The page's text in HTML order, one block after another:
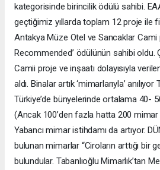
kategorisinde birincilik ödülü sahibi.
geçtiğimiz yıllarda toplam 12 proje ile
Antakya Müze Otel ve Sancaklar Cami
Recommended’ ödülünün sahibi oldu.
Camii proje ve inşaatı dolayısıyla
aldı. Binalar artık ‘mimarlarıyla’
Türkiye’de bünyelerinde ortalama 40-
(Ancak 100’den fazla hatta 200
Yabancı mimar istihdamı da artıyor.
bulunan mimarlar “Ciroların arttığı bir
bulundular. Tabanlıoğlu Mimarlık’tan